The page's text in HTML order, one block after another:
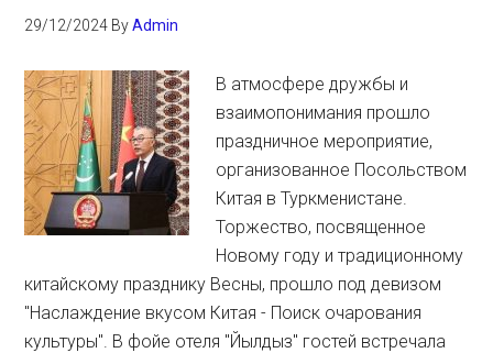
29/12/2024 ByAdmin
В атмосфере дружбы и
взаимопонимания прошло
праздничное мероприятие,
организованное Посольством
Китая в Туркменистане.
Торжество, посвященное
Новому году и традиционному
китайскому празднику Весны, прошло под девизом
"Наслаждение вкусом Китая - Поиск очарования
культуры". В фойе отеля "Йылдыз" гостей встречала